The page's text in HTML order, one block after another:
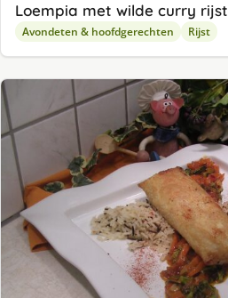
Loempia met wilde curry rijst
Avondeten & hoofdgerechten Rijst